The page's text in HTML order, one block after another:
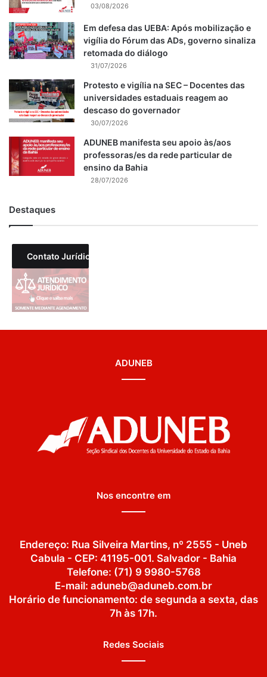
03/08/2026
Em defesa das UEBA: Após mobilização e
vigília do Fórum das ADs, governo sinaliza
retomada do diálogo
31/07/2026
Protesto e vigília na SEC – Docentes das
universidades estaduais reagem ao
descaso do governador
30/07/2026
ADUNEB manifesta seu apoio às/aos
professoras/es da rede particular de
ensino da Bahia
28/07/2026
Destaques
Contato Jurídico
ADUNEB
Nos encontre em
Endereço: Rua Silveira Martins, nº 2555 - Uneb
Cabula - CEP: 41195-001. Salvador - Bahia
Telefone: (71) 9 9980-5768
E-mail: aduneb@aduneb.com.br
Horário de funcionamento: de segunda a sexta, das
7h às 17h.
Redes Sociais